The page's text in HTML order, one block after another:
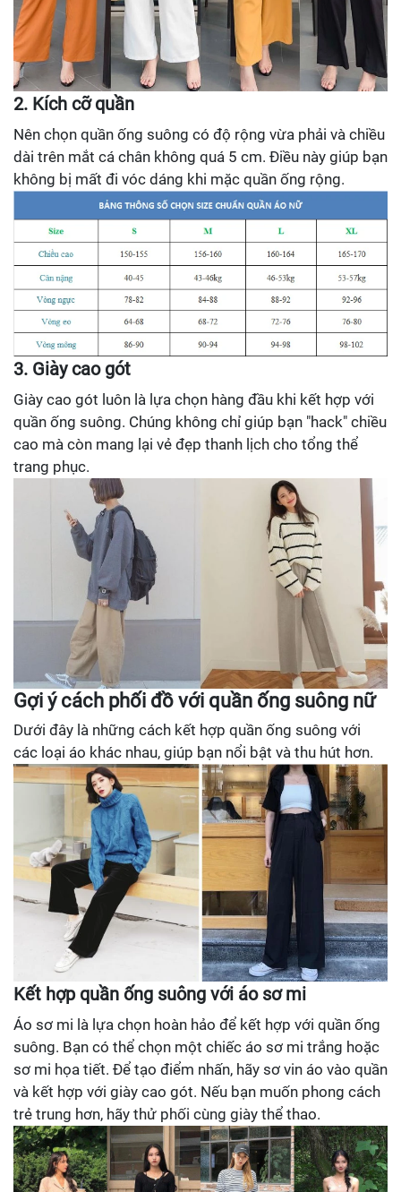
2. Kích cỡ quần
Nên chọn quần ống suông có độ rộng vừa phải và chiều
dài trên mắt cá chân không quá 5 cm. Điều này giúp bạn
không bị mất đi vóc dáng khi mặc quần ống rộng.
3. Giày cao gót
Giày cao gót luôn là lựa chọn hàng đầu khi kết hợp với
quần ống suông. Chúng không chỉ giúp bạn "hack" chiều
cao mà còn mang lại vẻ đẹp thanh lịch cho tổng thể
trang phục.
Gợi ý cách phối đồ với quần ống suông nữ
Dưới đây là những cách kết hợp quần ống suông với
các loại áo khác nhau, giúp bạn nổi bật và thu hút hơn.
Kết hợp quần ống suông với áo sơ mi
Áo sơ mi là lựa chọn hoàn hảo để kết hợp với quần ống
suông. Bạn có thể chọn một chiếc áo sơ mi trắng hoặc
sơ mi họa tiết. Để tạo điểm nhấn, hãy sơ vin áo vào quần
và kết hợp với giày cao gót. Nếu bạn muốn phong cách
trẻ trung hơn, hãy thử phối cùng giày thể thao.